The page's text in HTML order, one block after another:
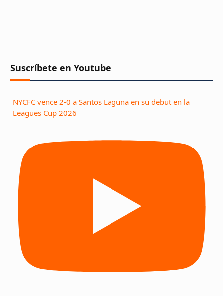
Suscríbete en Youtube
NYCFC vence 2-0 a Santos Laguna en su debut en la
Leagues Cup 2026